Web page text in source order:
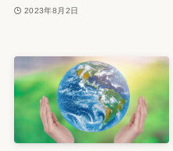
2023年8月2日